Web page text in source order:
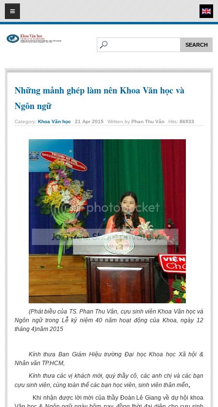
08 2026
HOME
Faculty of Literature
Department of Sinology-Nom Studies
Department of Arts Studies
Center of Sinology and Nom Studies
Images - Events
ACADEMIC
Undergraduate: Regular Degree
Undergraduate: Honor Degree
Postgraduate
LITERARY WRITINGS & TRANSLATING
RESEARCH
Sinology & Nom
Linguistics
Literary Theory & Criticism
Foreign Literatures & Comparative Literature
Theater and Film
Những mảnh ghép làm nên Khoa Văn học và
Ngôn ngữ
Category: Khoa Văn học 21 Apr 2015 Written by Phan Thu Vân Hits: 86933
(Phát biều của TS. Phan Thu Vân, cựu sinh viên Khoa Văn học và
Ngôn ngữ trong Lễ kỷ niệm 40 năm hoạt động của Khoa, ngày 12
tháng 4)năm 2015
Kính thưa Ban Giám Hiệu trường Đại học Khoa học Xã hội &
Nhân văn TP.HCM,
Kính thưa các vị khách mời, quý thầy cô, các anh chị và các bạn
cựu sinh viên, cùng toàn thể các bạn học viên, sinh viên thân mến,
Khi nhận được lời mời của thầy Đoàn Lê Giang về dự hội khoa